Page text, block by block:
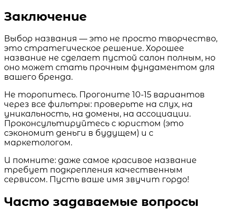
Заключение
Выбор названия — это не просто творчество,
это стратегическое решение. Хорошее
название не сделает пустой салон полным, но
оно может стать прочным фундаментом для
вашего бренда.
Не торопитесь. Прогоните 10-15 вариантов
через все фильтры: проверьте на слух, на
уникальность, на домены, на ассоциации.
Проконсультируйтесь с юристом (это
сэкономит деньги в будущем) и с
маркетологом.
И помните: даже самое красивое название
требует подкрепления качественным
сервисом. Пусть ваше имя звучит гордо!
Часто задаваемые вопросы